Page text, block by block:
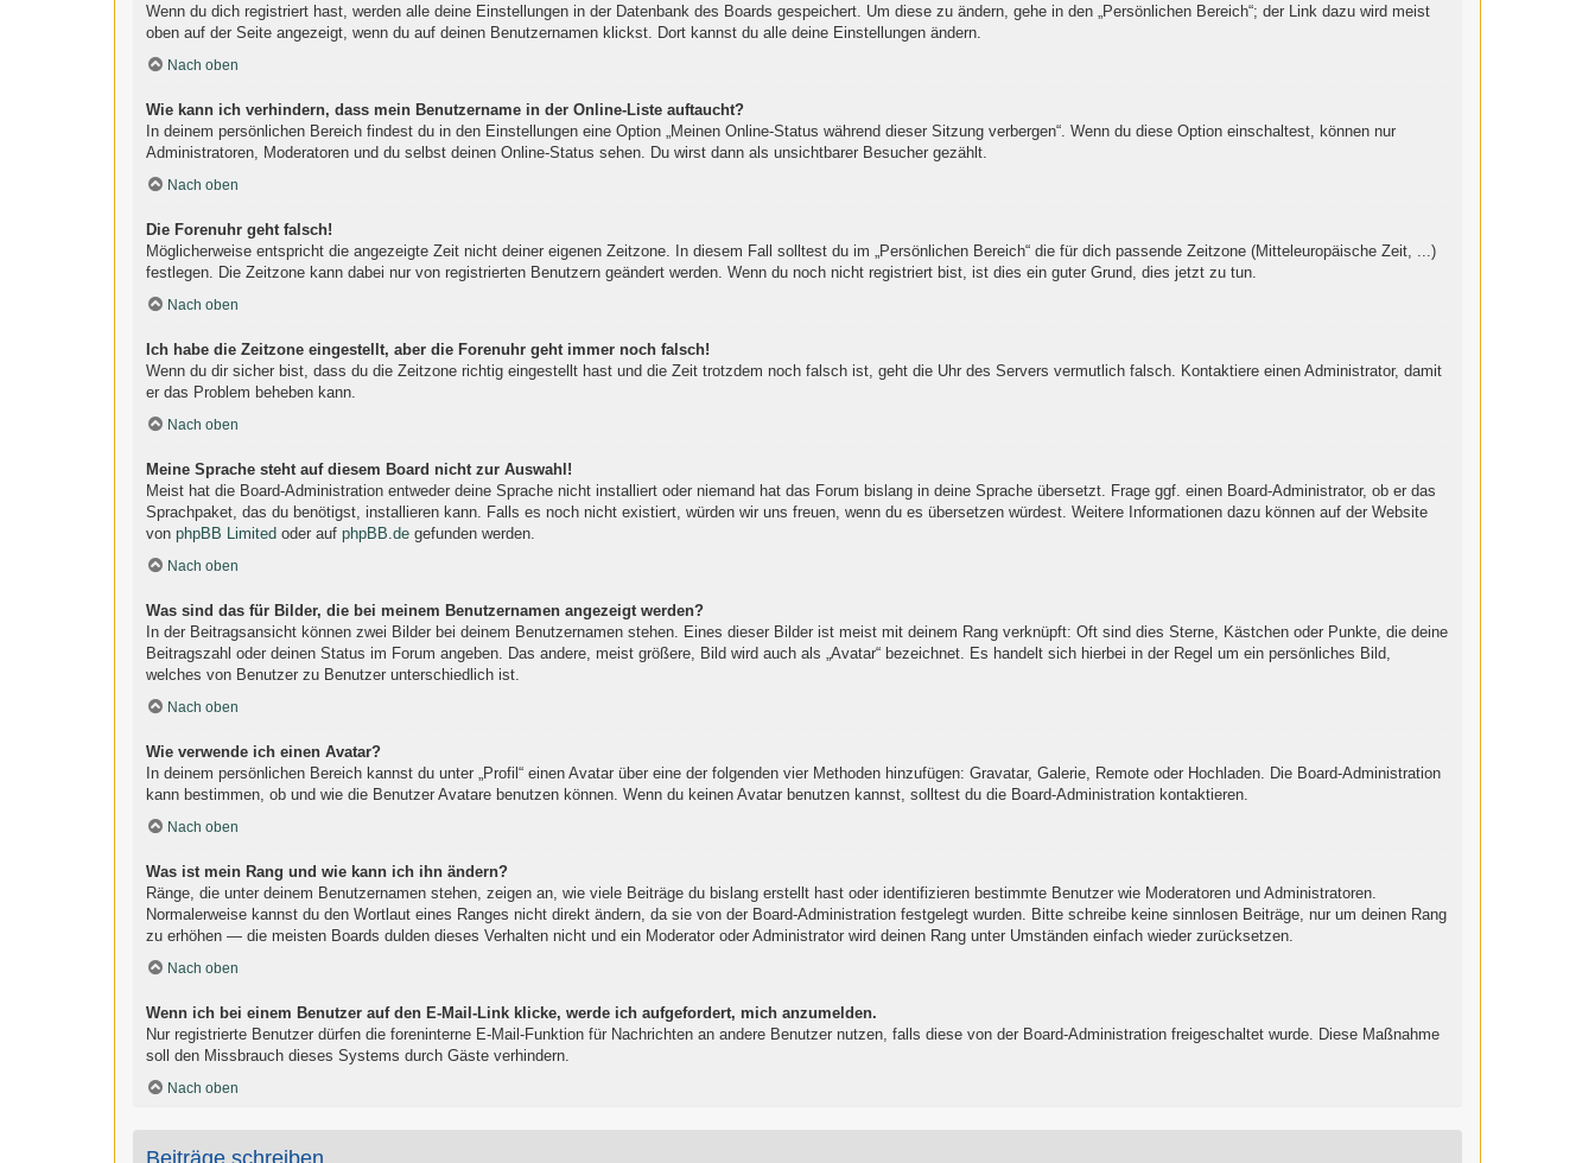
Wenn du dich registriert hast, werden alle deine Einstellungen in der Datenbank des Boards gespeichert. Um diese zu ändern, gehe in den „Persönlichen Bereich“; der Link dazu wird meist
oben auf der Seite angezeigt, wenn du auf deinen Benutzernamen klickst. Dort kannst du alle deine Einstellungen ändern.
Nach oben
Wie kann ich verhindern, dass mein Benutzername in der Online-Liste auftaucht?
In deinem persönlichen Bereich findest du in den Einstellungen eine Option „Meinen Online-Status während dieser Sitzung verbergen“. Wenn du diese Option einschaltest, können nur
Administratoren, Moderatoren und du selbst deinen Online-Status sehen. Du wirst dann als unsichtbarer Besucher gezählt.
Nach oben
Die Forenuhr geht falsch!
Möglicherweise entspricht die angezeigte Zeit nicht deiner eigenen Zeitzone. In diesem Fall solltest du im „Persönlichen Bereich“ die für dich passende Zeitzone (Mitteleuropäische Zeit, ...)
festlegen. Die Zeitzone kann dabei nur von registrierten Benutzern geändert werden. Wenn du noch nicht registriert bist, ist dies ein guter Grund, dies jetzt zu tun.
Nach oben
Ich habe die Zeitzone eingestellt, aber die Forenuhr geht immer noch falsch!
Wenn du dir sicher bist, dass du die Zeitzone richtig eingestellt hast und die Zeit trotzdem noch falsch ist, geht die Uhr des Servers vermutlich falsch. Kontaktiere einen Administrator, damit
er das Problem beheben kann.
Nach oben
Meine Sprache steht auf diesem Board nicht zur Auswahl!
Meist hat die Board-Administration entweder deine Sprache nicht installiert oder niemand hat das Forum bislang in deine Sprache übersetzt. Frage ggf. einen Board-Administrator, ob er das
Sprachpaket, das du benötigst, installieren kann. Falls es noch nicht existiert, würden wir uns freuen, wenn du es übersetzen würdest. Weitere Informationen dazu können auf der Website
von phpBB Limited oder auf phpBB.de gefunden werden.
Nach oben
Was sind das für Bilder, die bei meinem Benutzernamen angezeigt werden?
In der Beitragsansicht können zwei Bilder bei deinem Benutzernamen stehen. Eines dieser Bilder ist meist mit deinem Rang verknüpft: Oft sind dies Sterne, Kästchen oder Punkte, die deine
Beitragszahl oder deinen Status im Forum angeben. Das andere, meist größere, Bild wird auch als „Avatar“ bezeichnet. Es handelt sich hierbei in der Regel um ein persönliches Bild,
welches von Benutzer zu Benutzer unterschiedlich ist.
Nach oben
Wie verwende ich einen Avatar?
In deinem persönlichen Bereich kannst du unter „Profil“ einen Avatar über eine der folgenden vier Methoden hinzufügen: Gravatar, Galerie, Remote oder Hochladen. Die Board-Administration
kann bestimmen, ob und wie die Benutzer Avatare benutzen können. Wenn du keinen Avatar benutzen kannst, solltest du die Board-Administration kontaktieren.
Nach oben
Was ist mein Rang und wie kann ich ihn ändern?
Ränge, die unter deinem Benutzernamen stehen, zeigen an, wie viele Beiträge du bislang erstellt hast oder identifizieren bestimmte Benutzer wie Moderatoren und Administratoren.
Normalerweise kannst du den Wortlaut eines Ranges nicht direkt ändern, da sie von der Board-Administration festgelegt wurden. Bitte schreibe keine sinnlosen Beiträge, nur um deinen Rang
zu erhöhen — die meisten Boards dulden dieses Verhalten nicht und ein Moderator oder Administrator wird deinen Rang unter Umständen einfach wieder zurücksetzen.
Nach oben
Wenn ich bei einem Benutzer auf den E-Mail-Link klicke, werde ich aufgefordert, mich anzumelden.
Nur registrierte Benutzer dürfen die foreninterne E-Mail-Funktion für Nachrichten an andere Benutzer nutzen, falls diese von der Board-Administration freigeschaltet wurde. Diese Maßnahme
soll den Missbrauch dieses Systems durch Gäste verhindern.
Nach oben
Beiträge schreiben